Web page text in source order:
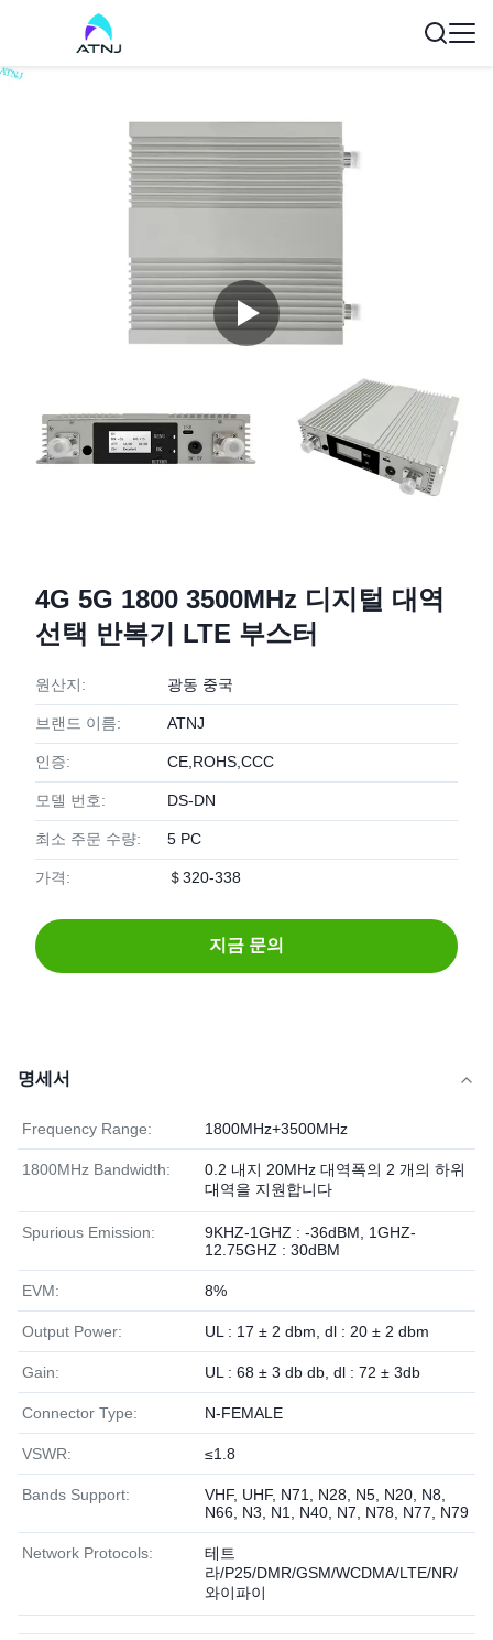
4G 5G 1800 3500MHz 디지털 대역
선택 반복기 LTE 부스터
원산지: 광동 중국
브랜드 이름: ATNJ
인증: CE,ROHS,CCC
모델 번호: DS-DN
최소 주문 수량: 5 PC
가격: ＄320-338
지금 문의
명세서
Frequency Range: 1800MHz+3500MHz
1800MHz Bandwidth:
0.2 내지 20MHz 대역폭의 2 개의 하위
대역을 지원합니다
Spurious Emission:
9KHZ-1GHZ : -36dBM, 1GHZ-
12.75GHZ : 30dBM
EVM: 8%
Output Power: UL : 17 ± 2 dbm, dl : 20 ± 2 dbm
Gain: UL : 68 ± 3 db db, dl : 72 ± 3db
Connector Type: N-FEMALE
VSWR: ≤1.8
Bands Support:
VHF, UHF, N71, N28, N5, N20, N8,
N66, N3, N1, N40, N7, N78, N77, N79
Network Protocols:
테트
라/P25/DMR/GSM/WCDMA/LTE/NR/
와이파이